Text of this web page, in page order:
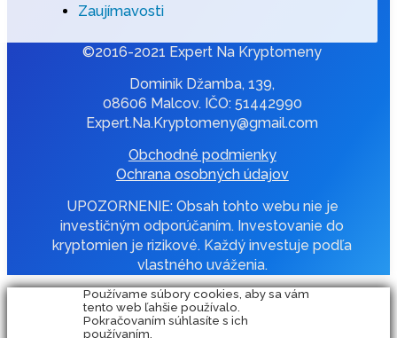
Zaujímavosti
©2016-2021 Expert Na Kryptomeny
Dominik Džamba, 139,
08606 Malcov. IČO: 51442990
Expert.Na.Kryptomeny@gmail.com
Obchodné podmienky
Ochrana osobných údajov
UPOZORNENIE: Obsah tohto webu nie je
investičným odporúčaním. Investovanie do
kryptomien je rizikové. Každý investuje podľa
vlastného uváženia.
Používame súbory cookies, aby sa vám
tento web ľahšie používalo.
Pokračovaním súhlasíte s ich
používaním.